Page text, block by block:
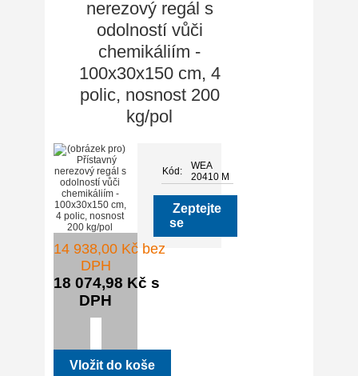
nerezový regál s
odolností vůči
chemikáliím -
100x30x150 cm, 4
polic, nosnost 200
kg/pol
Kód:
WEA
20410 M
Zeptejte
se
14 938,00 Kč bez
DPH
18 074,98 Kč s
DPH